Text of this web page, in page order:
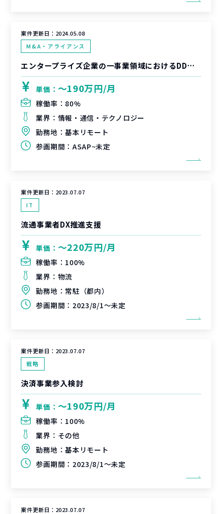
案件更新日： 2024.05.08
M&A・アライアンス
エンタープライズ企業の一事業領域におけるDD及びM&A支援
単価： 〜190万円/月
稼働率： 80%
業界： 情報・通信・テクノロジー
勤務地：基本リモート
参画期間： ASAP~未定
案件更新日： 2023.07.07
IT
流通事業者DX推進支援
単価： 〜220万円/月
稼働率： 100%
業界： 物流
勤務地： 常駐（都内）
参画期間： 2023/8/1～未定
案件更新日： 2023.07.07
戦略
決済事業参入検討
単価： 〜190万円/月
稼働率： 100%
業界： その他
勤務地：基本リモート
参画期間： 2023/8/1～未定
案件更新日： 2023.07.07